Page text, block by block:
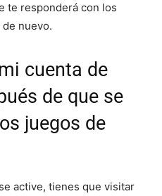
te responderá con los
nuevo.
cuenta de
de que se
juegos de
active, tienes que visitar